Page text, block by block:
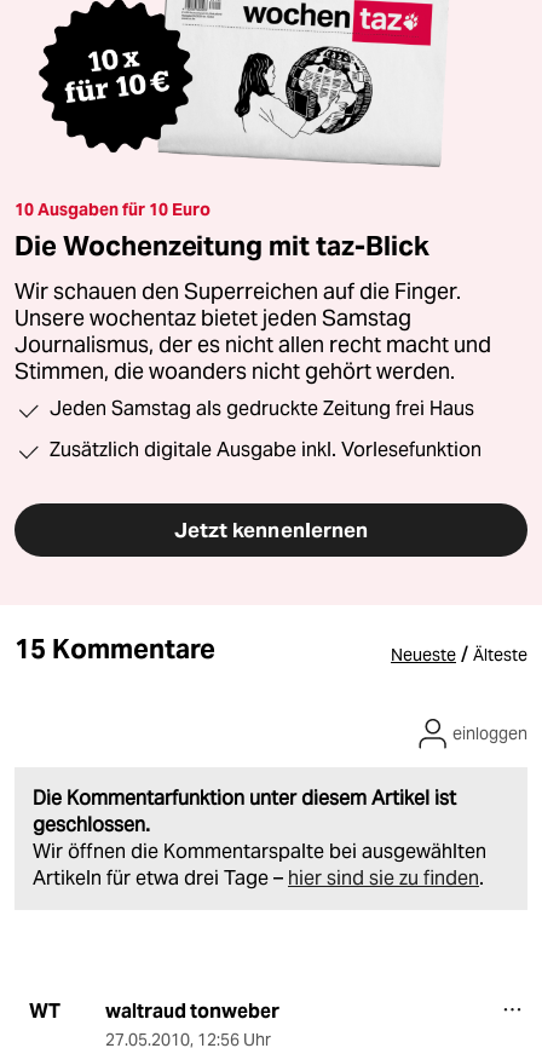
10 Ausgaben für 10 Euro
Die Wochenzeitung mit taz-Blick
Wir schauen den Superreichen auf die Finger.
Unsere wochentaz bietet jeden Samstag
Journalismus, der es nicht allen recht macht und
Stimmen, die woanders nicht gehört werden.
Jeden Samstag als gedruckte Zeitung frei Haus
Zusätzlich digitale Ausgabe inkl. Vorlesefunktion
Jetzt kennenlernen
15 Kommentare Neueste / Älteste
Die Kommentarfunktion unter diesem Artikel ist
geschlossen.
Wir öffnen die Kommentarspalte bei ausgewählten
Artikeln für etwa drei Tage – hier sind sie zu finden.
einloggen
WT waltraud tonweber
27.05.2010, 12:56 Uhr